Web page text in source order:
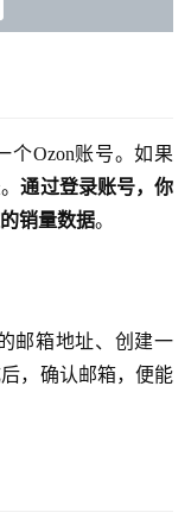
个Ozon账号。如果
通过登录账号，你
销量数据。
邮箱地址、创建一
，确认邮箱，便能